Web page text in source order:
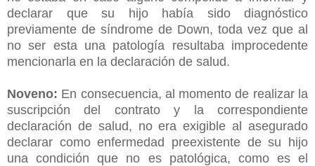
declarar que su hijo había sido diagnóstico
previamente de síndrome de Down, toda vez que al
no ser esta una patología resultaba improcedente
mencionarla en la declaración de salud.
Noveno: En consecuencia, al momento de realizar la
suscripción del contrato y la correspondiente
declaración de salud, no era exigible al asegurado
declarar como enfermedad preexistente de su hijo
una condición que no es patológica, como es el